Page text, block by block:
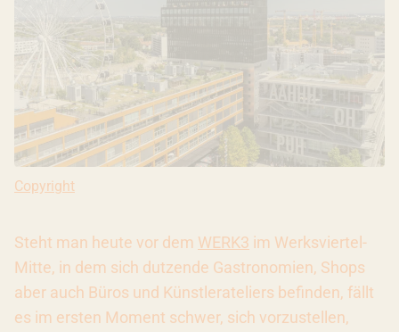
Copyright: Ivana Bilz
Copyright
Steht man heute vor dem WERK3 im Werksviertel-
Mitte, in dem sich dutzende Gastronomien, Shops
aber auch Büros und Künstlerateliers befinden, fällt
es im ersten Moment schwer, sich vorzustellen,